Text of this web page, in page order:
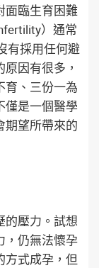
面臨生育困難
）通常
有採用任何避
因有很多，
育、三份一為
僅是一個醫學
期望所帶來的
的壓力。試想
，仍無法懷孕
方式成孕，但